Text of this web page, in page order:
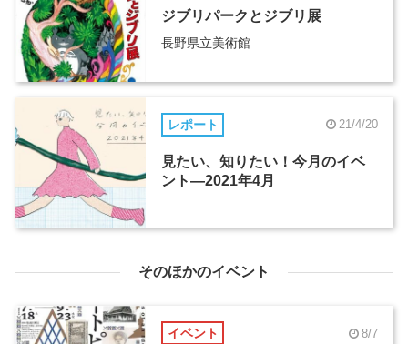
ジブリパークとジブリ展
長野県立美術館
レポート 21/4/20
見たい、知りたい！今月のイベ
ント―2021年4月
そのほかのイベント
イベント 8/7